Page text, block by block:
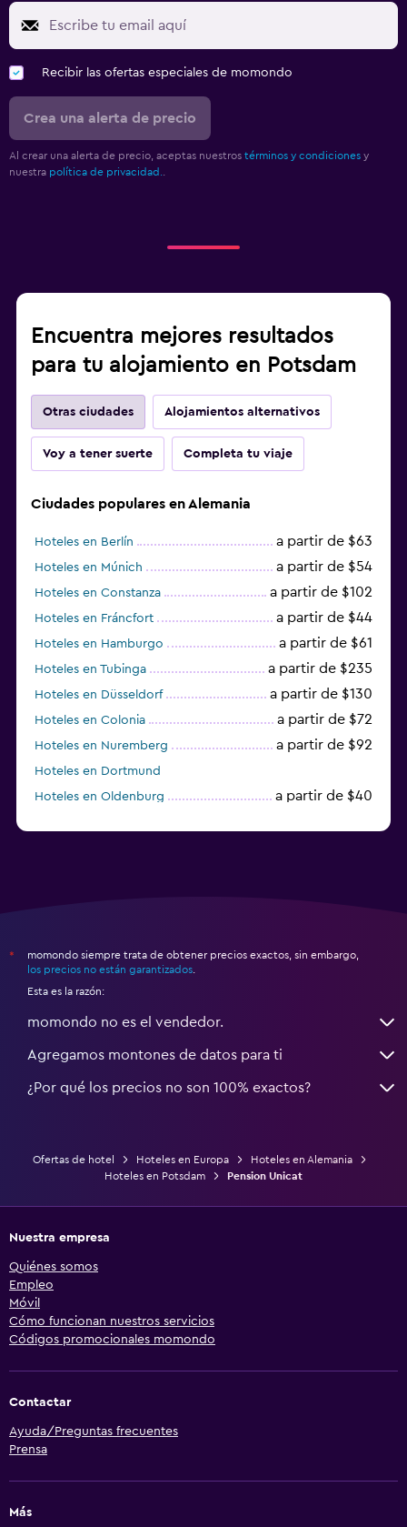
Recibir las ofertas especiales de momondo
Crea una alerta de precio
Al crear una alerta de precio, aceptas nuestros términos y condiciones y
nuestra política de privacidad.
Encuentra mejores resultados
para tu alojamiento en Potsdam
Otras ciudades Alojamientos alternativos
Voy a tener suerte Completa tu viaje
Ciudades populares en Alemania
Hoteles en Berlín a partir de $63
Hoteles en Múnich a partir de $54
Hoteles en Constanza a partir de $102
Hoteles en Fráncfort a partir de $44
Hoteles en Hamburgo a partir de $61
Hoteles en Tubinga a partir de $235
Hoteles en Düsseldorf a partir de $130
Hoteles en Colonia a partir de $72
Hoteles en Nuremberg a partir de $92
Hoteles en Dortmund
Hoteles en Oldenburg
a partir de $40
*
momondo siempre trata de obtener precios exactos, sin embargo,
los precios no están garantizados
Esta es la razón:
momondo no es el vendedor.
Agregamos montones de datos para ti
¿Por qué los precios no son 100% exactos?
Ofertas de hotel Hoteles en Europa
Hoteles en Alemania
Hoteles en Potsdam
Pension Unicat
Nuestra empresa
Quiénes somos
Empleo
Móvil
Cómo funcionan nuestros servicios
Códigos promocionales momondo
Contactar
Ayuda/Preguntas frecuentes
Prensa
Más